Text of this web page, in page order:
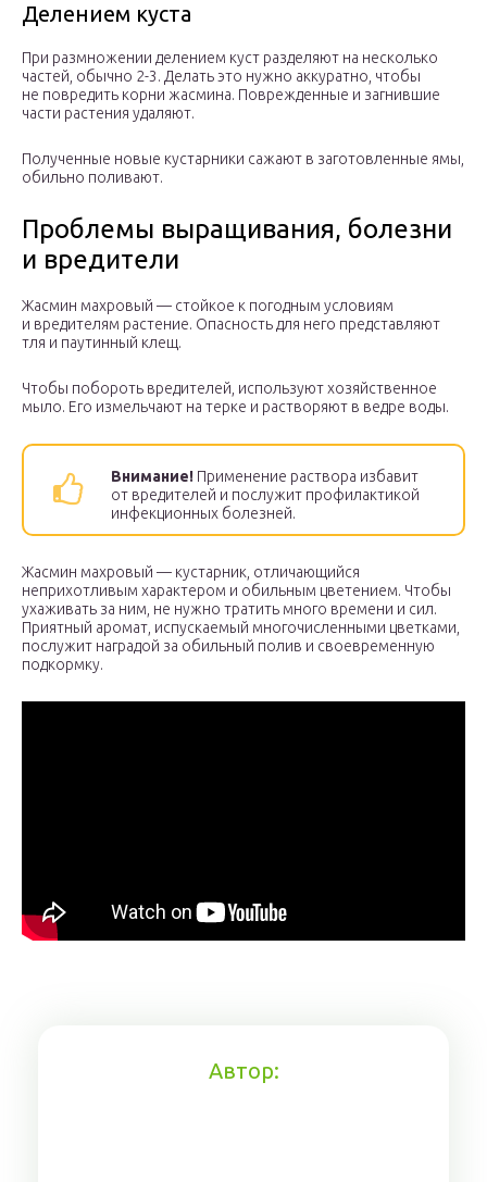
Делением куста
При размножении делением куст разделяют на несколько
частей, обычно 2-3. Делать это нужно аккуратно, чтобы
не повредить корни жасмина. Поврежденные и загнившие
части растения удаляют.
Полученные новые кустарники сажают в заготовленные ямы,
обильно поливают.
Проблемы выращивания, болезни
и вредители
Жасмин махровый — стойкое к погодным условиям
и вредителям растение. Опасность для него представляют
тля и паутинный клещ.
Чтобы побороть вредителей, используют хозяйственное
мыло. Его измельчают на терке и растворяют в ведре воды.
Внимание! Применение раствора избавит
от вредителей и послужит профилактикой
инфекционных болезней.
Жасмин махровый — кустарник, отличающийся
неприхотливым характером и обильным цветением. Чтобы
ухаживать за ним, не нужно тратить много времени и сил.
Приятный аромат, испускаемый многочисленными цветками,
послужит наградой за обильный полив и своевременную
подкормку.
Автор: